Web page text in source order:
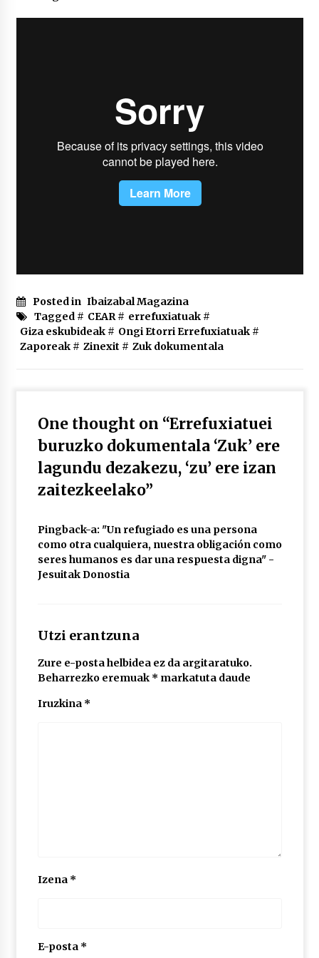
Posted in Ibaizabal Magazina
Tagged # CEAR# errefuxiatuak#
Giza eskubideak# Ongi Etorri Errefuxiatuak#
Zaporeak# Zinexit # Zuk dokumentala
One thought on “Errefuxiatuei
buruzko dokumentala ‘Zuk’ ere
lagundu dezakezu, ‘zu’ ere izan
zaitezkeelako”
Pingback-a: "Un refugiado es una persona
como otra cualquiera, nuestra obligación como
seres humanos es dar una respuesta digna" -
Jesuitak Donostia
Utzi erantzuna
Zure e-posta helbidea ez da argitaratuko.
Beharrezko eremuak * markatuta daude
Iruzkina *
Izena *
E-posta *